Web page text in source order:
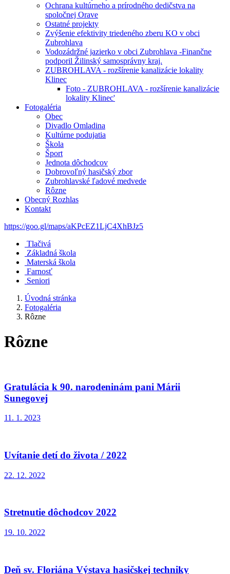
Ochrana kultúrneho a prírodného dedičstva na
spoločnej Orave
Ostatné projekty
Zvýšenie efektivity triedeného zberu KO v obci
Zubrohlava
Vodozádržné jazierko v obci Zubrohlava -Finančne
podporil Žilinský samosprávny kraj.
ZUBROHLAVA - rozšírenie kanalizácie lokality
Klinec
Foto - ZUBROHLAVA - rozšírenie kanalizácie
lokality Klinec'
Fotogaléria
Obec
Divadlo Omladina
Kultúrne podujatia
Škola
Šport
Jednota dôchodcov
Dobrovoľný hasičský zbor
Zubrohlavské ľadové medvede
Rôzne
Obecný Rozhlas
Kontakt
https://goo.gl/maps/aKPcEZ1LjC4XhBJz5
Tlačivá
Základná škola
Materská škola
Farnosť
Seniori
Úvodná stránka
Fotogaléria
Rôzne
Rôzne
Gratulácia k 90. narodeninám pani Márii
Sunegovej
11. 1. 2023
Uvítanie detí do života / 2022
22. 12. 2022
Stretnutie dôchodcov 2022
19. 10. 2022
Deň sv. Floriána Výstava hasičskej techniky